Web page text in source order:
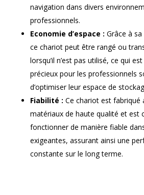
navigation dans divers
professionnels.
Economie d’espace : Grâce à
ce chariot peut être rangé ou
lorsqu’il n’est pas utilisé, ce qui
précieux pour les professionnels
d’optimiser leur espace de
Fiabilité : Ce chariot est fabriqué
matériaux de haute qualité et est
fonctionner de manière fiable
exigeantes, assurant ainsi une
constante sur le long terme.